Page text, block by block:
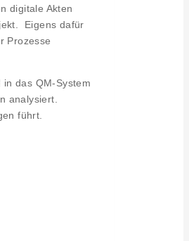
digitale Akten
Eigens dafür
Prozesse
das QM-System
analysiert.
führt.